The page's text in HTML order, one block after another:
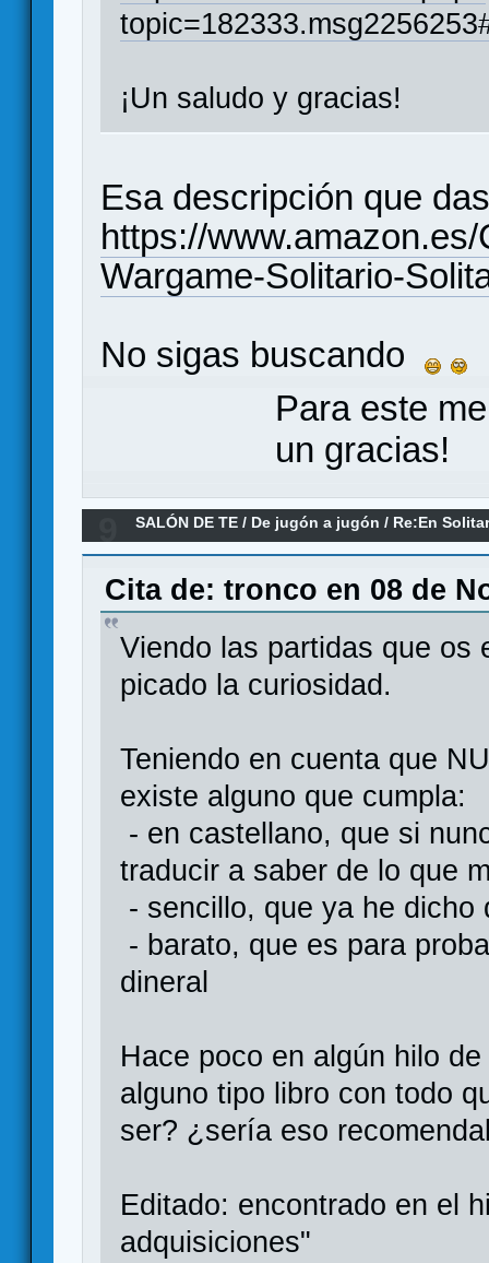
¡Un saludo y gracias!
Esa descripción que
https://
Wargame-Solitario-
No sigas buscando
Para este
un gracias!
SALÓN DE TE / De jugón a jugón / Re:En
Cita de: tronco en 08 de
Viendo las partidas que os
picado la curiosidad.
Teniendo en cuenta que
existe alguno que cumpla:
- en castellano, que si
traducir a saber de lo que
- sencillo, que ya he dicho
- barato, que es para
dineral
Hace poco en algún hilo
alguno tipo libro con todo
ser? ¿sería eso
Editado: encontrado en el
adquisiciones"